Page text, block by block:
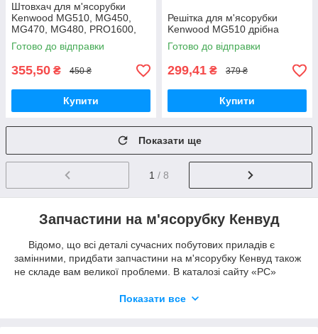
Штовхач для м'ясорубки
Kenwood MG510, MG450,
MG470, MG480, PRO1600,
PRO1400, MG517, MG516
оригінал
Готово до відправки
355,50 ₴ 450 ₴
Купити
Решітка для м'ясорубки
Kenwood MG510 дрібна
Готово до відправки
299,41 ₴ 379 ₴
Купити
Показати ще
1 / 8
Запчастини на м'ясорубку Кенвуд
Відомо, що всі деталі сучасних побутових приладів є
замінними, придбати запчастини на м'ясорубку Кенвуд також
не складе вам великої проблеми. В каталозі сайту «РС»
для м'ясорубки Кенвуд. Незалежно від складності поломки
Показати все